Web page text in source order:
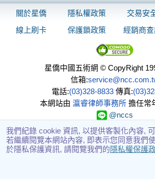
關於星僑 隱私權政策 交易安
線上刷卡
保護鎖政策 經銷商
星僑中國五術網 © CopyRight
信箱:
電話:(03)328-8833 傳真:
本網站由 瀛睿律師事務所擔任常
@nccs
我們紀錄 cookie 資訊, 以提供客製化內容,
若繼續閱覽本網站內容, 即表示您同意我們
於隱私保護資訊, 請閱覽我們的隱私權保護